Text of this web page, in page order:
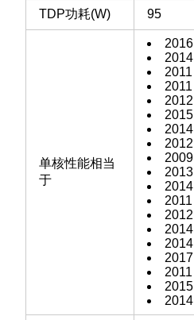
TDP功耗(W) 95
单核性能相当
于
2016
2014
2011
2011
2012
2015
2014
2012
2009
2013
2014
2011
2012
2014
2014
2017
2011
2015
2014